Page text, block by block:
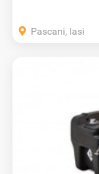
Pascani, Iasi